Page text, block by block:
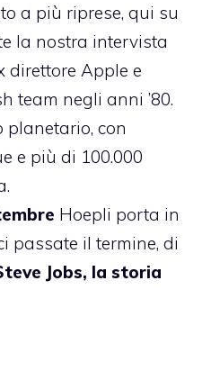
a più riprese, qui su
la nostra intervista
direttore Apple e
team negli anni ’80.
planetario, con
e più di 100.000
Hoepli porta in
passate il termine, di
Jobs, la storia